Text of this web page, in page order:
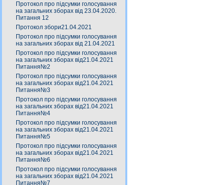
Протокол про підсумки голосування
на загальних зборах від 23.04.2020.
Питання 12
Протокол збори21.04.2021
Протокол про підсумки голосування
на загальних зборах від 21.04.2021
Протокол про підсумки голосування
на загальних зборах від21.04.2021
Питання№2
Протокол про підсумки голосування
на загальних зборах від21.04.2021
Питання№3
Протокол про підсумки голосування
на загальних зборах від21.04.2021
Питання№4
Протокол про підсумки голосування
на загальних зборах від21.04.2021
Питання№5
Протокол про підсумки голосування
на загальних зборах від21.04.2021
Питання№6
Протокол про підсумки голосування
на загальних зборах від21.04.2021
Питання№7